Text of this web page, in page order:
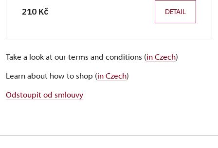
210 Kč DETAIL
Take a look at our terms and conditions (in Czech)
Learn about how to shop (in Czech)
Odstoupit od smlouvy